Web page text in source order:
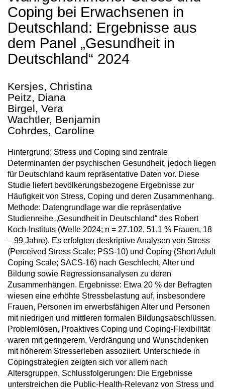
Coping bei Erwachsenen in
Deutschland: Ergebnisse aus
dem Panel „Gesundheit in
Deutschland“ 2024
Kersjes, Christina
Peitz, Diana
Birgel, Vera
Wachtler, Benjamin
Cohrdes, Caroline
Hintergrund: Stress und Coping sind zentrale
Determinanten der psychischen Gesundheit, jedoch liegen
für Deutschland kaum repräsentative Daten vor. Diese
Studie liefert bevölkerungsbezogene Ergebnisse zur
Häufigkeit von Stress, Coping und deren Zusammenhang.
Methode: Datengrundlage war die repräsentative
Studienreihe „Gesundheit in Deutschland“ des Robert
Koch-Instituts (Welle 2024; n = 27.102, 51,1 % Frauen, 18
– 99 Jahre). Es erfolgten deskriptive Analysen von Stress
(Perceived Stress Scale; PSS-10) und Coping (Short Adult
Coping Scale; SACS-16) nach Geschlecht, Alter und
Bildung sowie Regressionsanalysen zu deren
Zusammenhängen. Ergebnisse: Etwa 20 % der Befragten
wiesen eine erhöhte Stressbelastung auf, insbesondere
Frauen, Personen im erwerbsfähigen Alter und Personen
mit niedrigen und mittleren formalen Bildungsabschlüssen.
Problemlösen, Proaktives Coping und Coping-Flexibilität
waren mit geringerem, Verdrängung und Wunschdenken
mit höherem Stresserleben assoziiert. Unterschiede in
Copingstrategien zeigten sich vor allem nach
Altersgruppen. Schlussfolgerungen: Die Ergebnisse
unterstreichen die Public-Health-Relevanz von Stress und